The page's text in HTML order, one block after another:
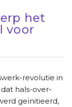
het
voor
revolutie in
hals-over-
geïnitieerd,